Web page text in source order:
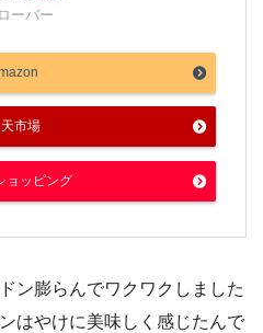
ーバー
市場
ョッピング
ン膨らんでワクワクしました
はやけに美味しく感じたんで